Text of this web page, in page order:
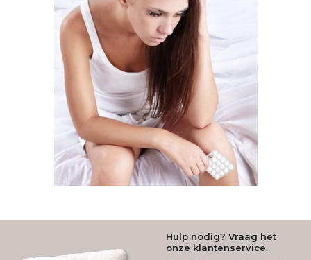
Hulp nodig? Vraag het
onze klantenservice.